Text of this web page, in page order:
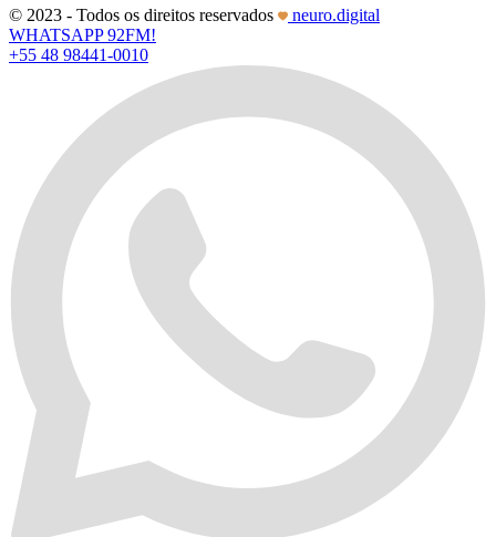
© 2023 - Todos os direitos reservados
neuro.digital
WHATSAPP 92FM!
+55 48 98441-0010